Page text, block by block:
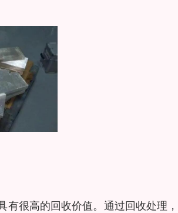
有很高的回收价值。通过回收处理